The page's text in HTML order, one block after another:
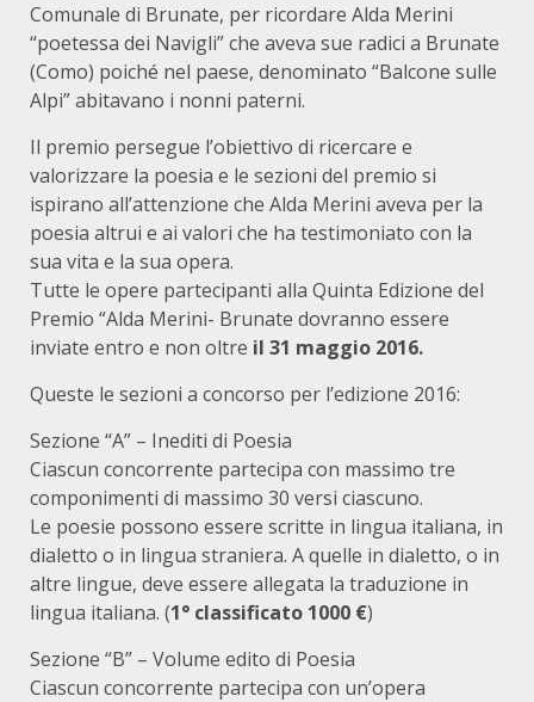
Comunale di Brunate, per ricordare Alda Merini
“poetessa dei Navigli” che aveva sue radici a Brunate
(Como) poiché nel paese, denominato “Balcone sulle
Alpi” abitavano i nonni paterni.
Il premio persegue l’obiettivo di ricercare e
valorizzare la poesia e le sezioni del premio si
ispirano all’attenzione che Alda Merini aveva per la
poesia altrui e ai valori che ha testimoniato con la
sua vita e la sua opera.
Tutte le opere partecipanti alla Quinta Edizione del
Premio “Alda Merini- Brunate dovranno essere
inviate entro e non oltre il 31 maggio 2016.
Queste le sezioni a concorso per l’edizione 2016:
Sezione “A” – Inediti di Poesia
Ciascun concorrente partecipa con massimo tre
componimenti di massimo 30 versi ciascuno.
Le poesie possono essere scritte in lingua italiana, in
dialetto o in lingua straniera. A quelle in dialetto, o in
altre lingue, deve essere allegata la traduzione in
lingua italiana. (1° classificato 1000 €)
Sezione “B” – Volume edito di Poesia
Ciascun concorrente partecipa con un’opera